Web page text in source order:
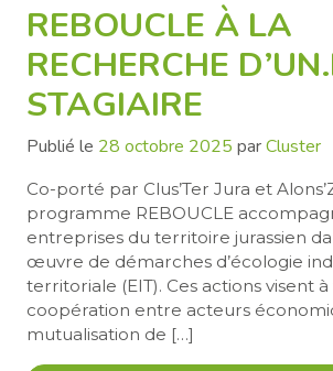
REBOUCLE À LA
RECHERCHE
STAGIAIRE
Publié le 28 octobre 2025 parCluster
Co-porté par Clus’Ter Jura et
programme REBOUCLE
entreprises du territoire jurassien
œuvre de démarches d’écologie
territoriale (EIT). Ces actions visent
coopération entre acteurs
mutualisation de […]